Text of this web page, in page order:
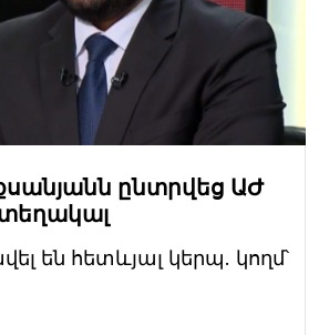
ընտրվեց ԱԺ
են հետևյալ կերպ. կողմ՝